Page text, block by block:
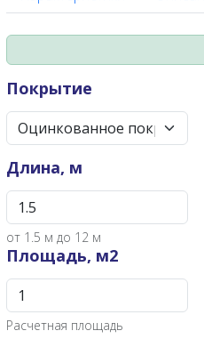
Покрытие
Длина, м
от 1.5 м до 12 м
Площадь, м2
Расчетная площадь